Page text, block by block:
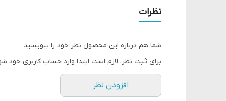
بدون ترکیبات مضر و حساسیت زا
مناسب انواع پوست
ساخت ترکیه
بدون ترکیبات مضر و حساسیت زا
مناسب انواع پوست
شاداب کننده پوست
ساخت ترکیه
نظرات
شما هم درباره این محصول نظر خود را بنویسید.
برای ثبت نظر، لازم است ابتدا وارد حساب کاربری خود
افزودن نظر